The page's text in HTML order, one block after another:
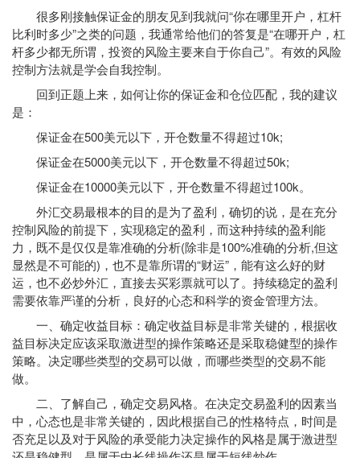
很多刚接触保证金的朋友见到我就问“你在哪里开户，杠杆
比利时多少”之类的问题，我通常给他们的答复是“在哪开户，杠
杆多少都无所谓，投资的风险主要来自于你自己”。有效的风险
控制方法就是学会自我控制。
回到正题上来，如何让你的保证金和仓位匹配，我的建议
是：
保证金在500美元以下，开仓数量不得超过10k;
保证金在5000美元以下，开仓数量不得超过50k;
保证金在10000美元以下，开仓数量不得超过100k。
外汇交易最根本的目的是为了盈利，确切的说，是在充分
控制风险的前提下，实现稳定的盈利，而这种持续的盈利能
力，既不是仅仅是靠准确的分析(除非是100%准确的分析,但这
显然是不可能的)，也不是靠所谓的“财运”，能有这么好的财
运，也不必炒外汇，直接去买彩票就可以了。持续稳定的盈利
需要依靠严谨的分析，良好的心态和科学的资金管理方法。
一、确定收益目标：确定收益目标是非常关键的，根据收
益目标决定应该采取激进型的操作策略还是采取稳健型的操作
策略。决定哪些类型的交易可以做，而哪些类型的交易不能
做。
二、了解自己，确定交易风格。在决定交易盈利的因素当
中，心态也是非常关键的，因此根据自己的性格特点，时间是
否充足以及对于风险的承受能力决定操作的风格是属于激进型